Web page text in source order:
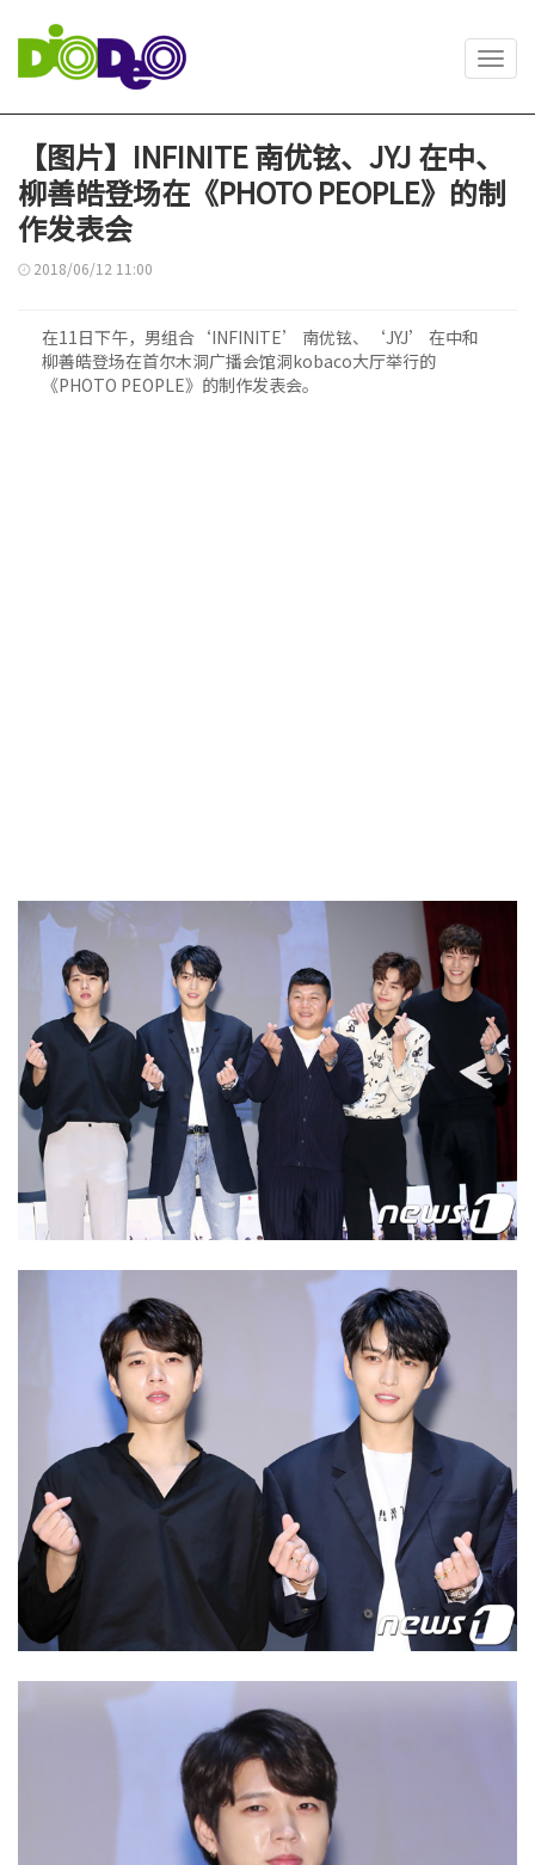
【图片】INFINITE 南优铉、JYJ 在中、
柳善皓登场在《PHOTO PEOPLE》的制
作发表会
2018/06/12 11:00
在11日下午，男组合‘INFINITE’ 南优铉、‘JYJ’ 在中和
柳善皓登场在首尔木洞广播会馆洞kobaco大厅举行的
《PHOTO PEOPLE》的制作发表会。